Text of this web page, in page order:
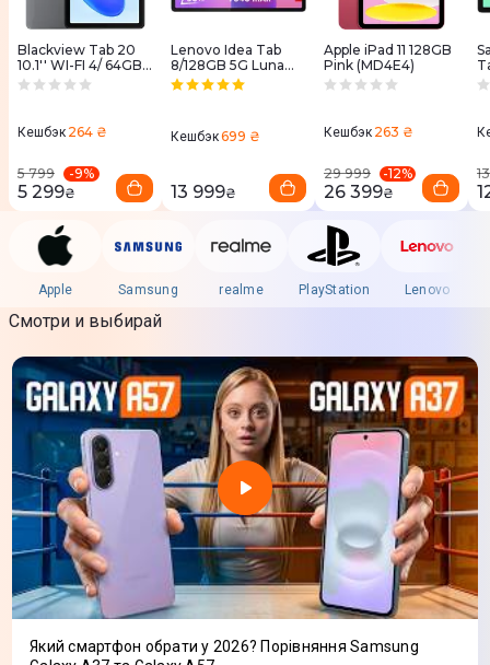
Blackview Tab 20
10.1'' WI-FI 4/ 64GB
Grey
Кешбэк 264 ₴
5 799 -9%
5 299₴
Lenovo Idea Tab
8/128GB 5G Luna
Grey + Case&Pen
(ZAFM0065UA)
Кешбэк699 ₴
13 999₴
Apple iPad 11 128GB
Pink (MD4E4)
Кешбэк 263 ₴
29 999 -12%
26 399₴
Apple Samsung realme PlayStation Lenovo
Смотри и выбирай
Який смартфон обрати у 2026? Порівняння Samsung